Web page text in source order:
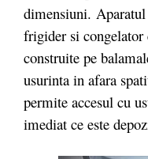
dimensiuni. Aparatul
frigider si congelator
construite pe
usurinta in afara
permite accesul cu
imediat ce este